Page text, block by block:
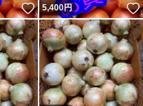
いいね！
5,400円